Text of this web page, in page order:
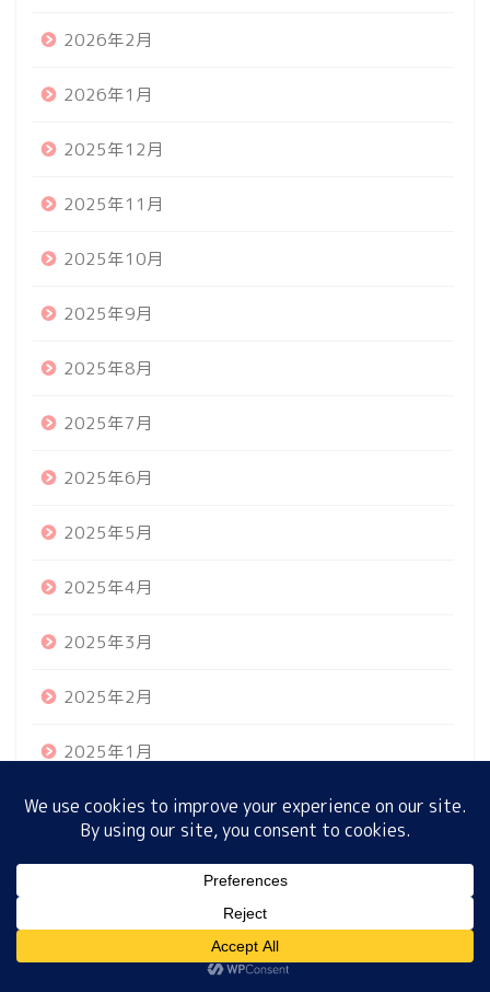
2026年2月
2026年1月
2025年12月
2025年11月
2025年10月
2025年9月
2025年8月
2025年7月
2025年6月
2025年5月
2025年4月
2025年3月
2025年2月
2025年1月
2024年12月
2024年11月
2024年9月 プロフィール サイトマップ